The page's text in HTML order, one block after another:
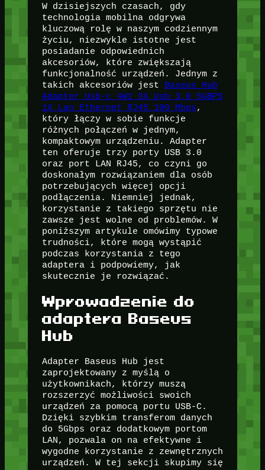
W dzisiejszych czasach, gdy
technologia mobilna odgrywa
kluczową rolę w naszym codziennym
życiu, niezwykle istotne jest
posiadanie odpowiednich
akcesoriów, które zwiększają
funkcjonalność urządzeń. Jednym z
takich akcesoriów jest Baseus Hub
Adapter Usb-c 4W1 3X Usb 3.0 5GBPS
1X Lan Ethernet RJ45 100 Mbps,
który łączy w sobie funkcje
różnych połączeń w jednym,
kompaktowym urządzeniu. Adapter
ten oferuje trzy porty USB 3.0
oraz port LAN RJ45, co czyni go
doskonałym rozwiązaniem dla osób
potrzebujących więcej opcji
podłączenia. Niemniej jednak,
korzystanie z takiego sprzętu nie
zawsze jest wolne od problemów. W
poniższym artykule omówimy typowe
trudności, które mogą wystąpić
podczas korzystania z tego
adaptera i podpowiemy, jak
skutecznie je rozwiązać.
Wprowadzenie do
adaptera Baseus
Hub
Adapter Baseus Hub jest
zaprojektowany z myślą o
użytkownikach, którzy muszą
rozszerzyć możliwości swoich
urządzeń za pomocą portu USB-C.
Dzięki szybkim transferom danych
do 5Gbps oraz dodatkowym portom
LAN, pozwala on na efektywne i
wygodne korzystanie z zewnętrznych
urządzeń. W tej sekcji skupimy się